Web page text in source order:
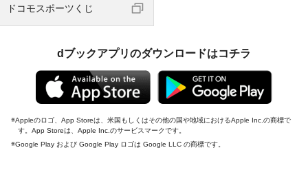
ドコモスポーツくじ
dブックアプリのダウンロードはコチラ
Appleのロゴ、App Storeは、米国もしくはその他の国や地域におけるApple Inc.の商標で
す。App Storeは、Apple Inc.のサービスマークです。
Google Play および Google Play ロゴは Google LLC の商標です。